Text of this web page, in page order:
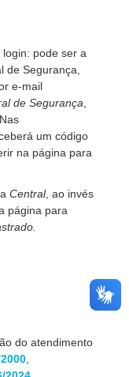
pode ser a
de Segurança,
e-mail
de Segurança
um código
na página para
Central, ao invés
página para
do atendimento